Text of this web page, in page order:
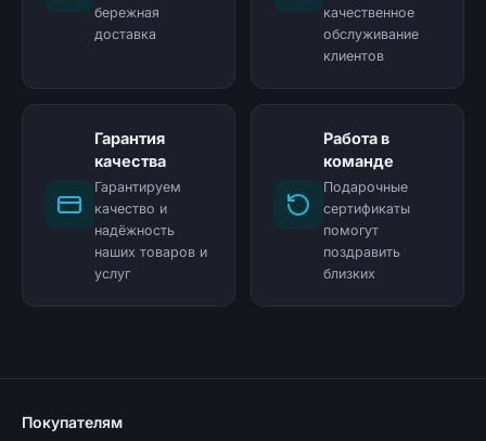
бережная
доставка
качественное
обслуживание
клиентов
Гарантия
качества
Гарантируем
качество и
надёжность
наших товаров и
услуг
Работа в
команде
Подарочные
сертификаты
помогут
поздравить
близких
Покупателям